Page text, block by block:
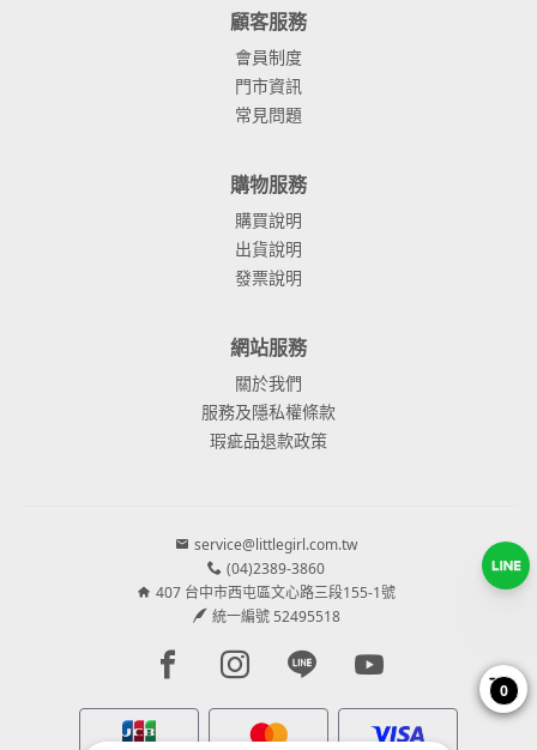
顧客服務
會員制度
門市資訊
常見問題
購物服務
購買說明
出貨說明
發票說明
網站服務
關於我們
服務及隱私權條款
瑕疵品退款政策
service@littlegirl.com.tw
(04)2389-3860
407 台中市西屯區文心路三段155-1號
統一編號 52495518
Facebook page
Instagram page
Line pageYoutube page
0